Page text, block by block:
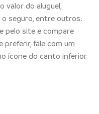
valor do aluguel,
seguro, entre outros.
pelo site e compare
preferir, fale com um
ícone do canto inferior